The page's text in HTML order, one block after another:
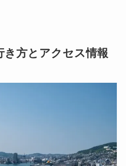
き方とアクセス情報